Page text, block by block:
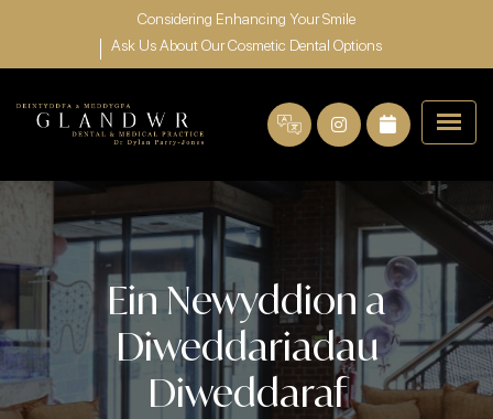
Considering Enhancing Your Smile
Ask Us About Our Cosmetic Dental Options
Ein Newyddion a
Diweddariadau
Diweddaraf